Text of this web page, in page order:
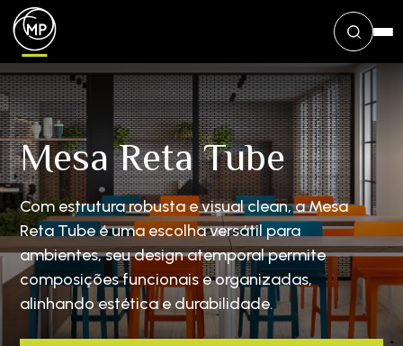
Mesa Reta Tube
Com estrutura robusta e visual clean, a Mesa
Reta Tube é uma escolha versátil para
ambientes, seu design atemporal permite
composições funcionais e organizadas,
alinhando estética e durabilidade.